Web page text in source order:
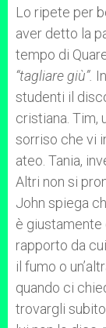
Lo ripete per
aver detto la
tempo di
“tagliare giù”.
studenti il
cristiana. Tim,
sorriso che vi
ateo. Tania,
Altri non si
John spiega
è giustamente
rapporto da
il fumo o
quando ci
trovargli subito